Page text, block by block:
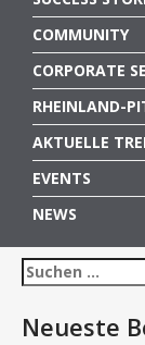
COMMUNITY
CORPORATE
RHEINLAND-
AKTUELLE
EVENTS
NEWS
Suchen
nach:
Neueste